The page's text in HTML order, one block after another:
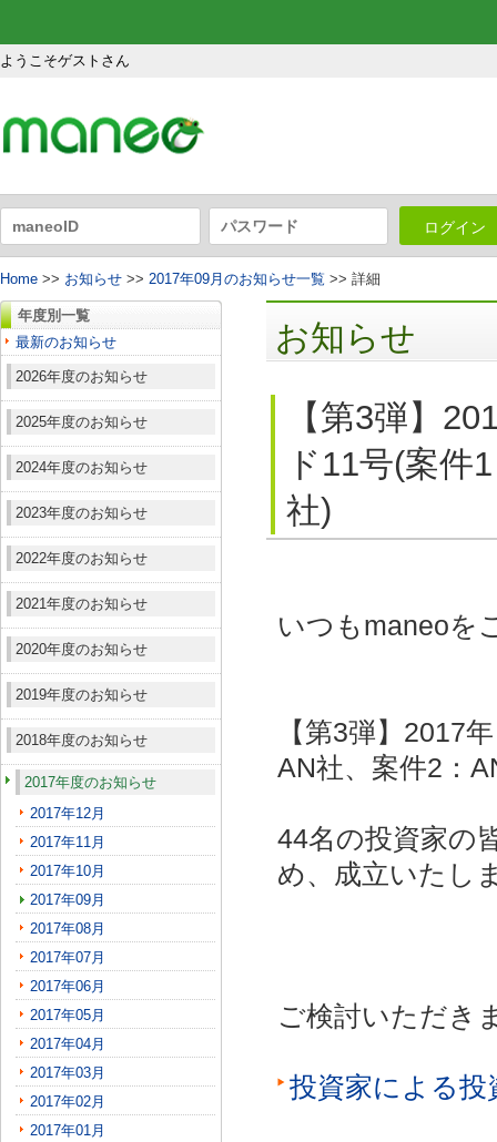
ようこそゲストさん
ログイン
Home >> お知らせ >> 2017年09月のお知らせ一覧 >> 詳細
年度別一覧
最新のお知らせ
2026年度のお知らせ
2025年度のお知らせ
2024年度のお知らせ
2023年度のお知らせ
2022年度のお知らせ
2021年度のお知らせ
2020年度のお知らせ
2019年度のお知らせ
2018年度のお知らせ
2017年度のお知らせ
2017年12月
2017年11月
2017年10月
2017年09月
2017年08月
2017年07月
2017年06月
2017年05月
2017年04月
2017年03月
2017年02月
2017年01月
お知らせ
【第3弾】
ド11号(案件
社)
いつもmaneoを
【第3弾】2017
AN社、案件2：
44名の投資家の
め、成立いたし
ご検討いただき
投資家による